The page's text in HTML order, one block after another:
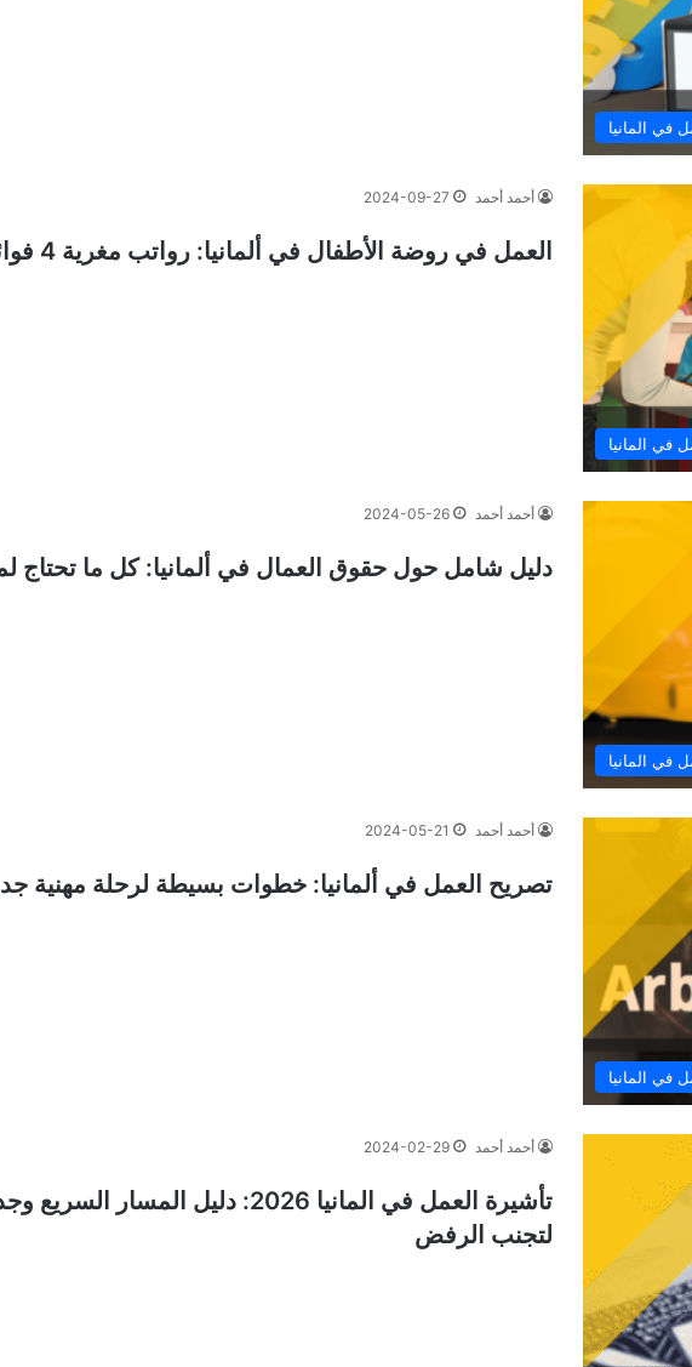
في المانيا
في المانيا
أحمد أحمد 2024-09-27
العمل في روضة الأطفال في ألمانيا: رواتب مغرية 4 فوائد و 3 عيوب
في المانيا
أحمد أحمد 2024-05-26
دليل شامل حول حقوق العمال في ألمانيا: كل ما تحتاج
في المانيا
أحمد أحمد 2024-05-21
تصريح العمل في ألمانيا: خطوات بسيطة لرحلة مهنية
أحمد أحمد 2024-02-29
تأشيرة العمل في المانيا 2026: دليل
لتجنب الرفض